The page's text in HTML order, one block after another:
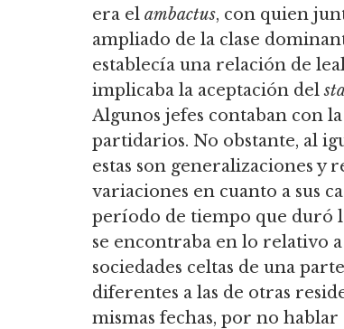
era el ambactus, con quien
ampliado de la clase
establecía una relación de
implicaba la aceptación del
Algunos jefes contaban con
partidarios. No obstante, al
estas son generalizaciones y
variaciones en cuanto a sus
período de tiempo que duró
se encontraba en lo relativo
sociedades celtas de una
diferentes a las de otras
mismas fechas, por no